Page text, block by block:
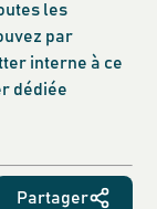
les
par
interne à ce
dédiée
Partager